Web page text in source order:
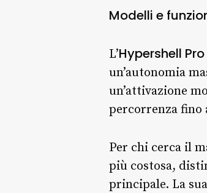
Modelli e
L’Hypershell Pro
un’autonomia
un’attivazione
percorrenza fino
Per chi cerca il
più costosa,
principale. La